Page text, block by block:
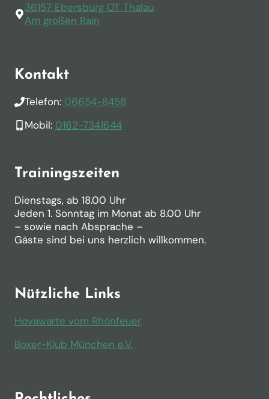
36157 Ebersburg OT Thalau
Am großen Rain
Kontakt
Telefon: 06654-8458
Mobil: 0162-7341644
Trainingszeiten
Dienstags, ab 18.00 Uhr
Jeden 1. Sonntag im Monat ab 8.00 Uhr
– sowie nach Absprache –
Gäste sind bei uns herzlich willkommen.
Nützliche Links
Hovawarte vom Rhönfeuer
Boxer-Klub München e.V.